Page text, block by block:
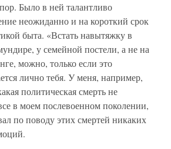
Было в ней талантливо
неожиданно и на короткий срок
быта. «Встать навытяжку в
у семейной постели, а не на
можно, только если это
лично тебя. У меня, например,
политическая смерть не
в моем послевоенном поколении,
по поводу этих смертей никаких